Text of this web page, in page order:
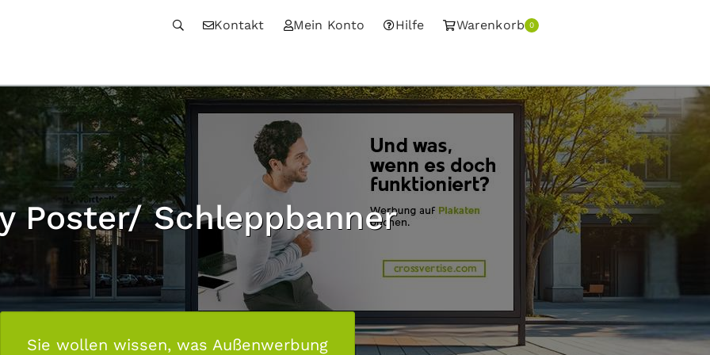
Kontakt Mein Konto Hilfe Warenkorb 0
Poster/ Schleppbanner
Sie wollen wissen, was Außenwerbung